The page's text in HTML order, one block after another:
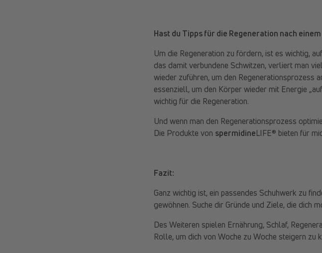
Hast du Tipps für die Regeneration nach
Um die Regeneration zu fördern, ist es wichtig,
das damit verbundene Schwitzen, verliert man
wieder zuführen, um den Regenerationsprozess
essenziell, um den Körper wieder mit Energie
wichtig für die Regeneration.
Und wenn man den Regenerationsprozess
Die Produkte von spermidineLIFE® bieten für
Fazit:
Ganz wichtig ist, ein passendes Schuhwerk zu
gewöhnen. Suche dir Gründe und Ziele, die dich
Des Weiteren spielen Ernährung, Schlaf,
Rolle, um dich von Woche zu Woche steigern zu